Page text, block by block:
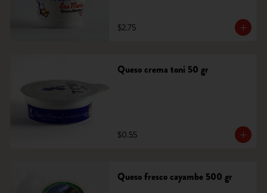
$2.75
Queso crema toni 50 gr
$0.55
Queso fresco cayambe 500 gr